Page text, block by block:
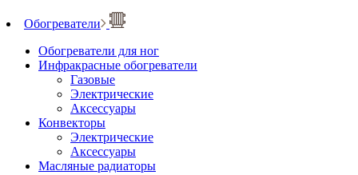
Обогреватели
Обогреватели для ног
Инфракрасные обогреватели
Газовые
Электрические
Аксессуары
Конвекторы
Электрические
Аксессуары
Масляные радиаторы